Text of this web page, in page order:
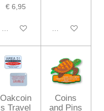
€ 6,95
In winkelwagen In winkelwagen
Oakcoin
s Travel
Coins
and Pins